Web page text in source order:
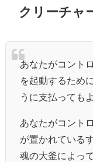
クリーチャ
あなたがコント
を起動するため
うに支払っても
あなたがコント
が置かれている
魂の大釜によっ